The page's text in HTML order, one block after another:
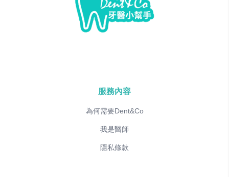
服務內容
為何需要Dent&Co
我是醫師
隱私條款